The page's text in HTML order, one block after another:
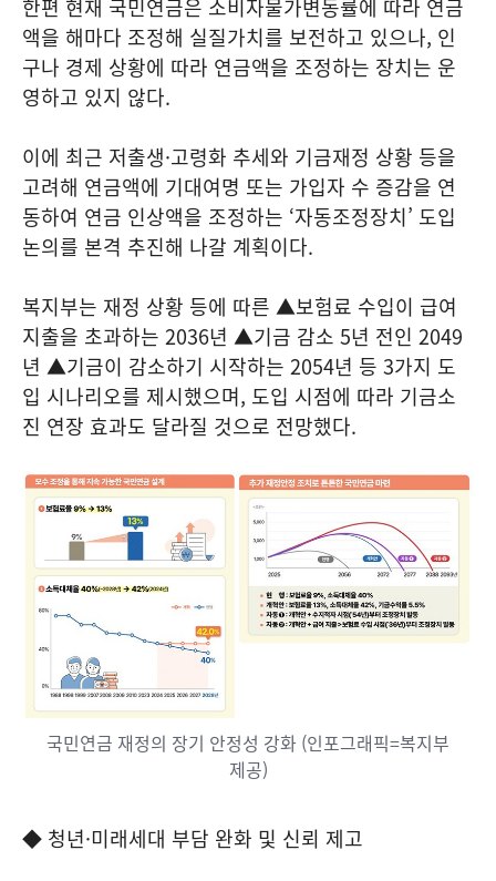
한편 현재 국민연금은 소비자물가변동률에 따라 연금
액을 해마다 조정해 실질가치를 보전하고 있으나, 인
구나 경제 상황에 따라 연금액을 조정하는 장치는 운
영하고 있지 않다.
이에 최근 저출생·고령화 추세와 기금재정 상황 등을
고려해 연금액에 기대여명 또는 가입자 수 증감을 연
동하여 연금 인상액을 조정하는 ‘자동조정장치’ 도입
논의를 본격 추진해 나갈 계획이다.
복지부는 재정 상황 등에 따른 ▲보험료 수입이 급여
지출을 초과하는 2036년 ▲기금 감소 5년 전인 2049
년 ▲기금이 감소하기 시작하는 2054년 등 3가지 도
입 시나리오를 제시했으며, 도입 시점에 따라 기금소
진 연장 효과도 달라질 것으로 전망했다.
국민연금 재정의 장기 안정성 강화 (인포그래픽=복지부
제공)
◆ 청년·미래세대 부담 완화 및 신뢰 제고